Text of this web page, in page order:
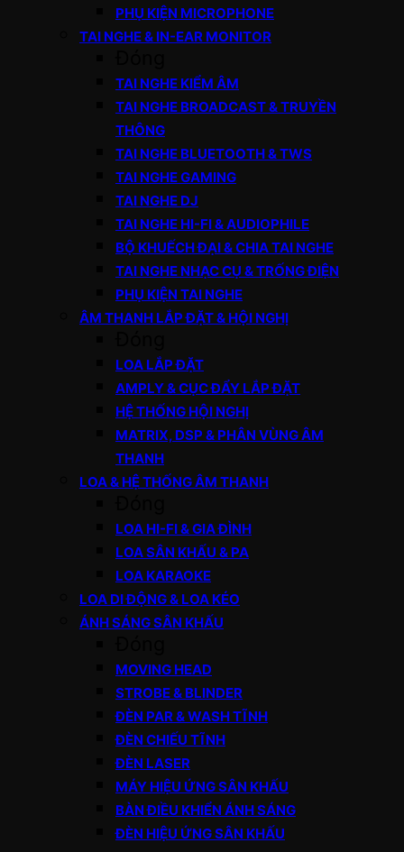
PHỤ KIỆN MICROPHONE
TAI NGHE & IN-EAR MONITOR
TAI NGHE KIỂM ÂM
TAI NGHE BROADCAST & TRUYỀN
THÔNG
TAI NGHE BLUETOOTH & TWS
TAI NGHE GAMING
TAI NGHE DJ
TAI NGHE HI-FI & AUDIOPHILE
BỘ KHUẾCH ĐẠI & CHIA TAI NGHE
TAI NGHE NHẠC CỤ & TRỐNG ĐIỆN
PHỤ KIỆN TAI NGHE
ÂM THANH LẮP ĐẶT & HỘI NGHỊ
LOA LẮP ĐẶT
AMPLY & CỤC ĐẨY LẮP ĐẶT
HỆ THỐNG HỘI NGHỊ
MATRIX, DSP & PHÂN VÙNG ÂM
THANH
LOA & HỆ THỐNG ÂM THANH
LOA HI-FI & GIA ĐÌNH
LOA SÂN KHẤU & PA
LOA KARAOKE
LOA DI ĐỘNG & LOA KÉO
ÁNH SÁNG SÂN KHẤU
MOVING HEAD
STROBE & BLINDER
ĐÈN PAR & WASH TĨNH
ĐÈN CHIẾU TĨNH
ĐÈN LASER
MÁY HIỆU ỨNG SÂN KHẤU
BÀN ĐIỀU KHIỂN ÁNH SÁNG
ĐÈN HIỆU ỨNG SÂN KHẤU